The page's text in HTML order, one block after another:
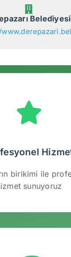
birikimi ile
sunuyoruz